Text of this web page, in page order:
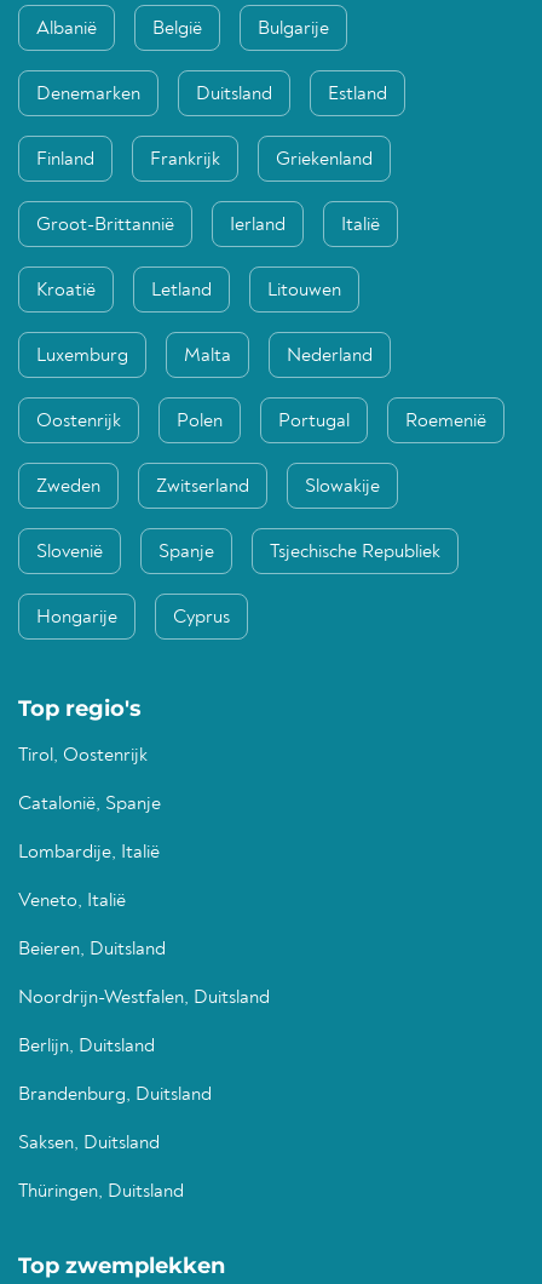
Albanië België Bulgarije
Denemarken Duitsland Estland
Finland Frankrijk Griekenland
Groot-Brittannië Ierland Italië
Kroatië Letland Litouwen
Luxemburg Malta Nederland
Oostenrijk Polen Portugal Roemenië
Zweden Zwitserland Slowakije
Slovenië Spanje Tsjechische Republiek
Hongarije Cyprus
Top regio's
Tirol, Oostenrijk
Catalonië, Spanje
Lombardije, Italië
Veneto, Italië
Beieren, Duitsland
Noordrijn-Westfalen, Duitsland
Berlijn, Duitsland
Brandenburg, Duitsland
Saksen, Duitsland
Thüringen, Duitsland
Top zwemplekken